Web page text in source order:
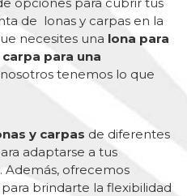
de lonas y carpas en la
necesites una lona para
carpa para una
tenemos lo que
y carpas de diferentes
adaptarse a tus
Además, ofrecemos
para brindarte la flexibilidad